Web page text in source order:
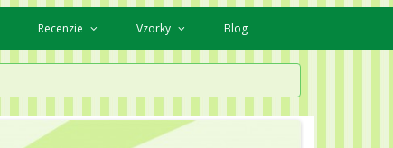
Recenzie Vzorky Blog